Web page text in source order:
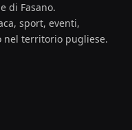
di Fasano.
sport, eventi,
nel territorio pugliese.